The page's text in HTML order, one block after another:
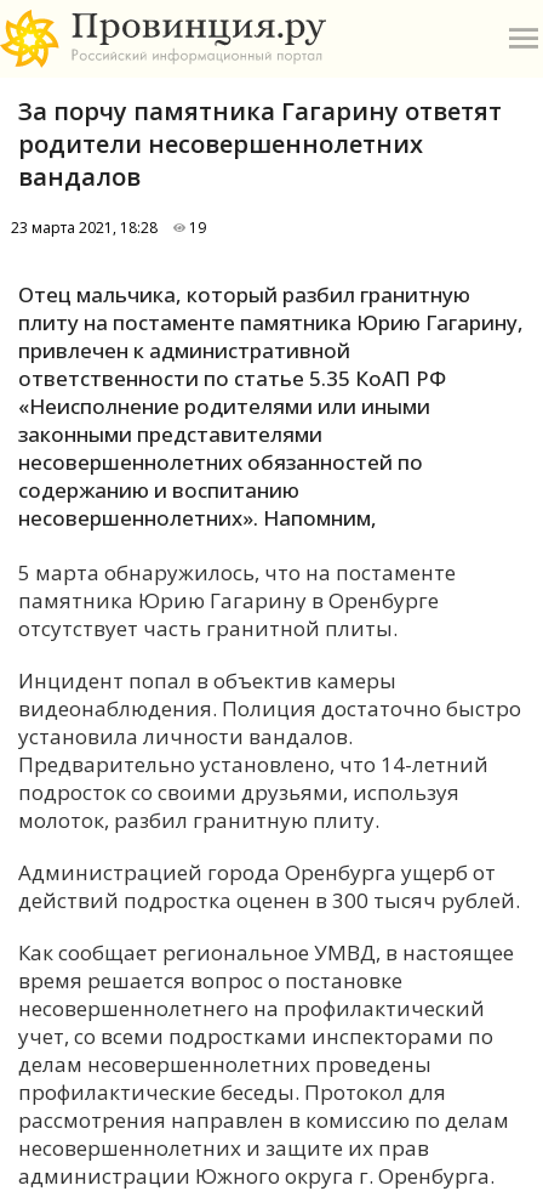
А
Б
В
Е
И
К
Н
П
С
Т
Х
Ч
Я
За порчу памятника Гагарину ответят
родители несовершеннолетних
вандалов
23 марта 2021, 18:28 19
Отец мальчика, который разбил гранитную
плиту на постаменте памятника Юрию Гагарину,
привлечен к административной
ответственности по статье 5.35 КоАП РФ
«Неисполнение родителями или иными
законными представителями
несовершеннолетних обязанностей по
содержанию и воспитанию
несовершеннолетних». Напомним,
5 марта обнаружилось, что на постаменте
памятника Юрию Гагарину в Оренбурге
отсутствует часть гранитной плиты.
Инцидент попал в объектив камеры
видеонаблюдения. Полиция достаточно быстро
установила личности вандалов.
Предварительно установлено, что 14-летний
подросток со своими друзьями, используя
молоток, разбил гранитную плиту.
Администрацией города Оренбурга ущерб от
действий подростка оценен в 300 тысяч рублей.
Как сообщает региональное УМВД, в настоящее
время решается вопрос о постановке
несовершеннолетнего на профилактический
учет, со всеми подростками инспекторами по
делам несовершеннолетних проведены
профилактические беседы. Протокол для
рассмотрения направлен в комиссию по делам
несовершеннолетних и защите их прав
администрации Южного округа г. Оренбурга.